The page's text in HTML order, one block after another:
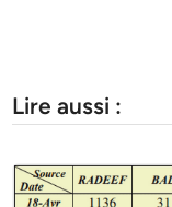
Lire aussi :